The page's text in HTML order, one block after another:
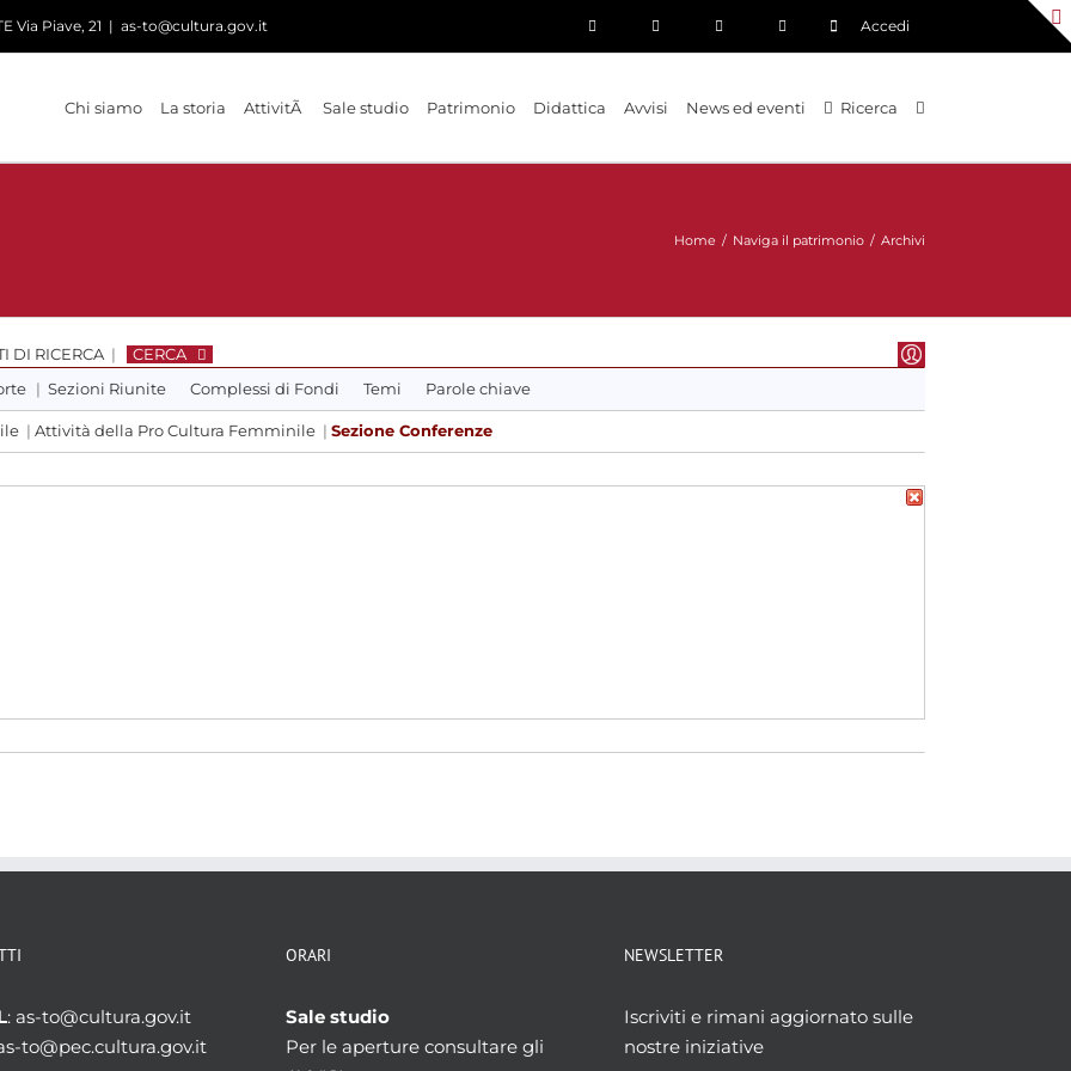
Via Piave, 21 | as-to@cultura.gov.it Accedi
Chi siamo La storia AttivitÃ Sale studio Patrimonio Didattica Avvisi News ed eventi Ricerca
Home / Naviga il patrimonio / Archivi
DI RICERCA |
CERCA
| Sezioni Riunite Complessi di Fondi Temi Parole chiave
| Attività della Pro Cultura Femminile | Sezione Conferenze
: as-to@cultura.gov.it
to@pec.cultura.gov.it
ORARI
Sale studio
Per le aperture consultare gli
NEWSLETTER
Iscriviti e rimani aggiornato sulle
nostre iniziative